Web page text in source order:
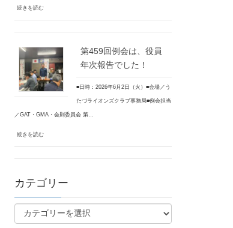
続きを読む
第459回例会は、役員
年次報告でした！
■日時：2026年6月2日（火）■会場／う
たづライオンズクラブ事務局■例会担当
／GAT・GMA・会則委員会 第…
続きを読む
カテゴリー